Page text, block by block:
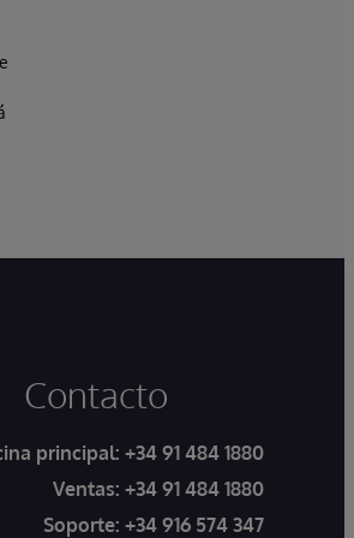
Contacto
principal: +34 91 484 1880
Ventas: +34 91 484 1880
Soporte: +34 916 574 347